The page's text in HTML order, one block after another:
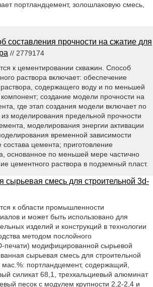
портландцемент, золошлаковую смесь,
составления прочности на сжатие для
// 2779174
к цементировании скважин. Способ
раствора включает: обеспечение
содержащего воду и по меньшей
создание модели прочности на
где этап создания модели включает по
моделирования предельной прочности
моделирования энергии активации
временной зависимости
состава цемента; приготовление
основанное по меньшей мере частично
цементного раствора в подземный пласт.
смесь для строительной 3d-
к области промышленности
и может быть использовано для
изделий и конструкций в технологии
методом послойного
печати) модифицированной сырьевой
сырьевая смесь для строительной
мас.%: портландцемент, содержащий,
силикат 68,1, трехкальциевый алюминат
песок с модулем крупности 2,2-2,4 и